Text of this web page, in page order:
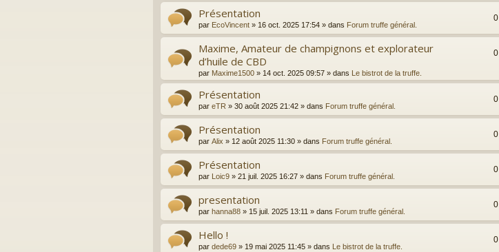
Présentation
par EcoVincent » 16 oct. 2025 17:54 » dans Forum truffe général.
0
Maxime, Amateur de champignons et explorateur
d’huile de CBD
par Maxime1500 » 14 oct. 2025 09:57 » dans Le bistrot de la truffe.
0
Présentation
par eTR » 30 août 2025 21:42 » dans Forum truffe général.
0
Présentation
par Alix » 12 août 2025 11:30 » dans Forum truffe général.
0
Présentation
par Loic9 » 21 juil. 2025 16:27 » dans Forum truffe général.
0
presentation
par hanna88 » 15 juil. 2025 13:11 » dans Forum truffe général.
0
Hello !
par dede69 » 19 mai 2025 11:45 » dans Le bistrot de la truffe.
0